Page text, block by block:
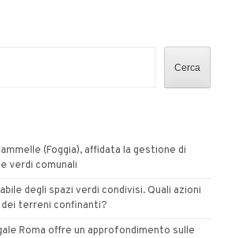
blog
Consorzio
Cerca
(Foggia), affidata la gestione di
verdi comunali
degli spazi verdi condivisi. Quali azioni
dei terreni confinanti?
Roma offre un approfondimento sulle